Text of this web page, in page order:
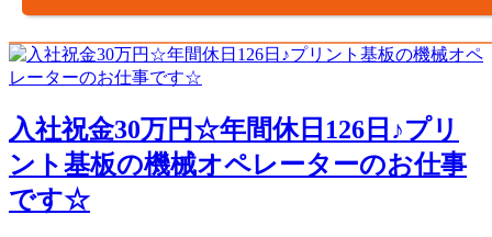
入社祝金30万円☆年間休日126日♪プリ
ント基板の機械オペレーターのお仕事
です☆